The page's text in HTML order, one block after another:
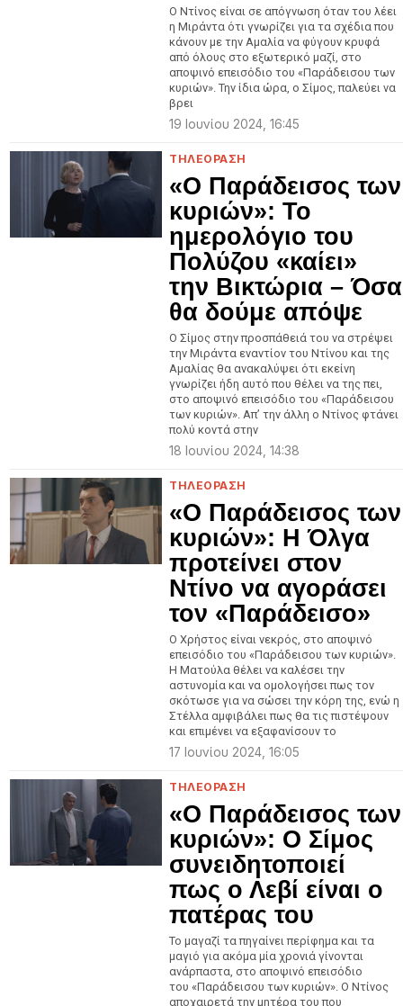
Ο Ντίνος είναι σε απόγνωση όταν του λέει
η Μιράντα ότι γνωρίζει για τα σχέδια που
κάνουν με την Αμαλία να φύγουν κρυφά
από όλους στο εξωτερικό μαζί, στο
αποψινό επεισόδιο του «Παράδεισου των
κυριών». Την ίδια ώρα, ο Σίμος, παλεύει να
βρει
19 Ιουνίου 2024, 16:45
ΤΗΛΕΟΡΑΣΗ
«Ο Παράδεισος των
κυριών»: Το
ημερολόγιο του
Πολύζου «καίει»
την Βικτώρια – Όσα
θα δούμε απόψε
Ο Σίμος στην προσπάθειά του να στρέψει
την Μιράντα εναντίον του Ντίνου και της
Αμαλίας θα ανακαλύψει ότι εκείνη
γνωρίζει ήδη αυτό που θέλει να της πει,
στο αποψινό επεισόδιο του «Παράδεισου
των κυριών». Απ’ την άλλη ο Ντίνος φτάνει
πολύ κοντά στην
18 Ιουνίου 2024, 14:38
ΤΗΛΕΟΡΑΣΗ
«Ο Παράδεισος των
κυριών»: Η Όλγα
προτείνει στον
Ντίνο να αγοράσει
τον «Παράδεισο»
Ο Χρήστος είναι νεκρός, στο αποψινό
επεισόδιο του «Παράδεισου των κυριών».
Η Ματούλα θέλει να καλέσει την
αστυνομία και να ομολογήσει πως τον
σκότωσε για να σώσει την κόρη της, ενώ η
Στέλλα αμφιβάλει πως θα τις πιστέψουν
και επιμένει να εξαφανίσουν το
17 Ιουνίου 2024, 16:05
ΤΗΛΕΟΡΑΣΗ
«Ο Παράδεισος των
κυριών»: Ο Σίμος
συνειδητοποιεί
πως ο Λεβί είναι ο
πατέρας του
Το μαγαζί τα πηγαίνει περίφημα και τα
μαγιό για ακόμα μία χρονιά γίνονται
ανάρπαστα, στο αποψινό επεισόδιο
του «Παράδεισου των κυριών». Ο Ντίνος
αποχαιρετά την μητέρα του που